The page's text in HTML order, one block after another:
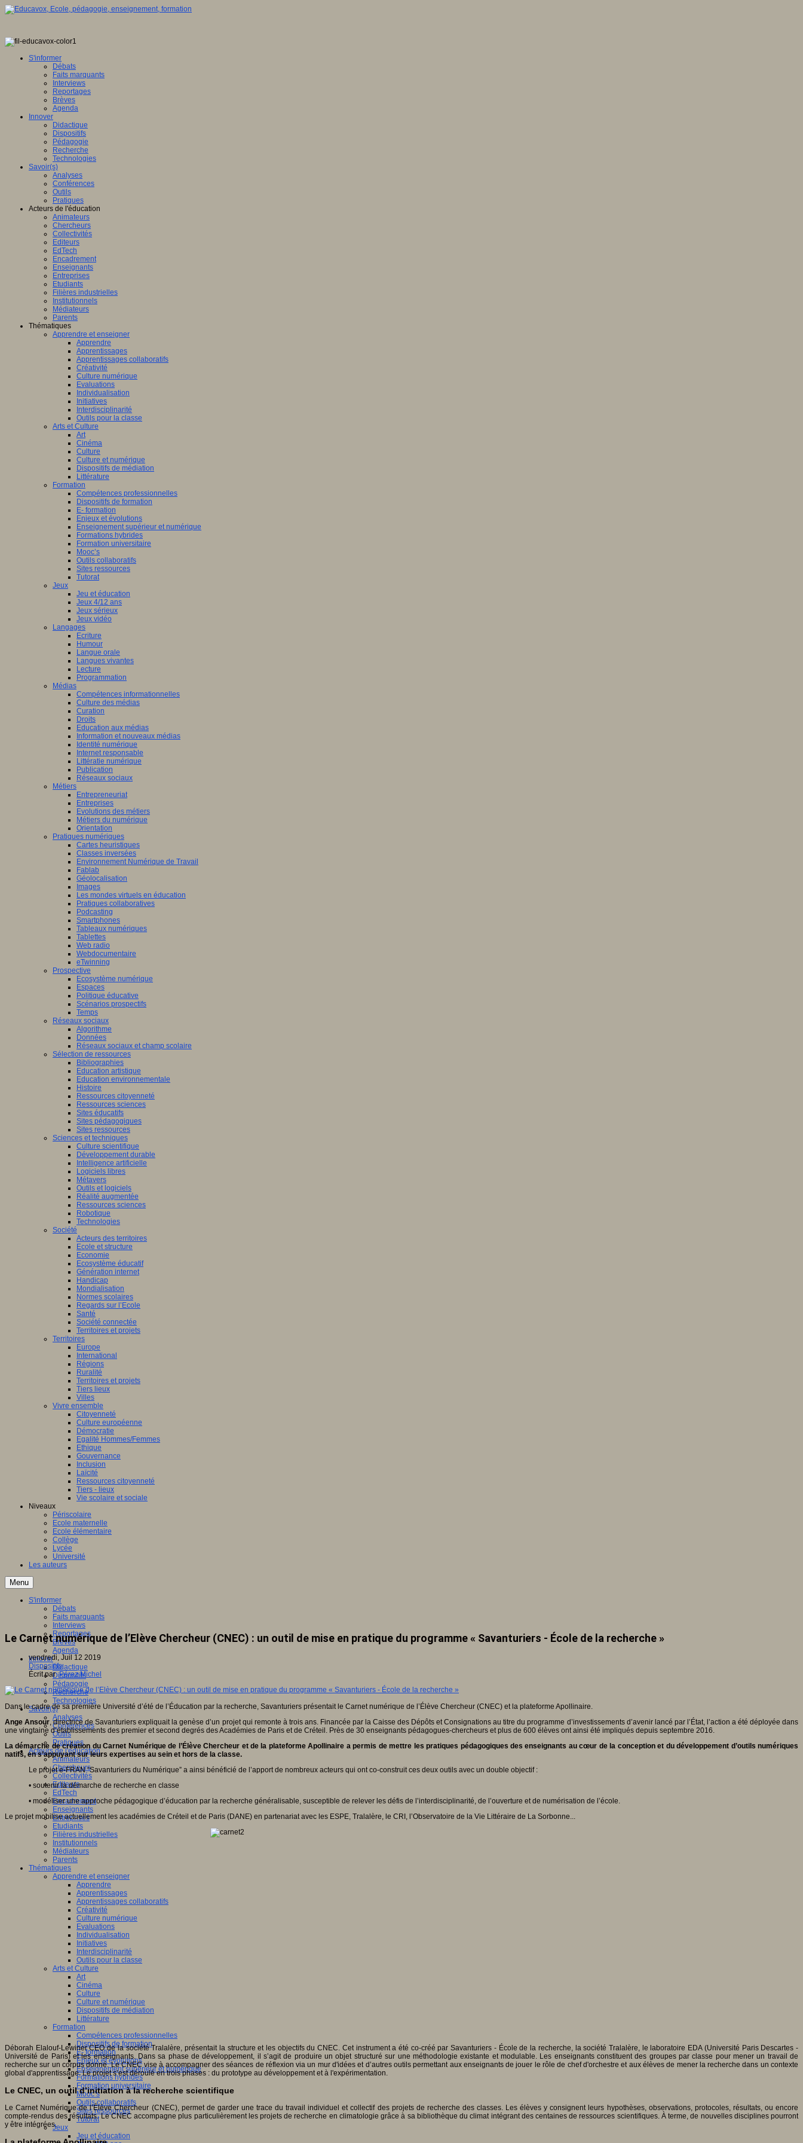
S'informer
Débats
Faits marquants
Interviews
Reportages
Brèves
Agenda
Innover
Didactique
Dispositifs
Pédagogie
Recherche
Technologies
Savoir(s)
Analyses
Conférences
Outils
Pratiques
Acteurs de l'éducation
Animateurs
Chercheurs
Collectivités
Editeurs
EdTech
Encadrement
Enseignants
Entreprises
Etudiants
Filières industrielles
Institutionnels
Médiateurs
Parents
Thématiques
Apprendre et enseigner
Apprendre
Apprentissages
Apprentissages collaboratifs
Créativité
Culture numérique
Evaluations
Individualisation
Initiatives
Interdisciplinarité
Outils pour la classe
Arts et Culture
Art
Cinéma
Culture
Culture et numérique
Dispositifs de médiation
Littérature
Formation
Compétences professionnelles
Dispositifs de formation
E- formation
Enjeux et évolutions
Enseignement supérieur et numérique
Formations hybrides
Formation universitaire
Mooc’s
Outils collaboratifs
Sites ressources
Tutorat
Jeux
Jeu et éducation
Jeux 4/12 ans
Jeux sérieux
Jeux vidéo
Langages
Ecriture
Humour
Langue orale
Langues vivantes
Lecture
Programmation
Médias
Compétences informationnelles
Culture des médias
Curation
Droits
Education aux médias
Information et nouveaux médias
Identité numérique
Internet responsable
Littératie numérique
Publication
Réseaux sociaux
Métiers
Entrepreneuriat
Entreprises
Evolutions des métiers
Métiers du numérique
Orientation
Pratiques numériques
Cartes heuristiques
Classes inversées
Environnement Numérique de Travail
Fablab
Géolocalisation
Images
Les mondes virtuels en éducation
Pratiques collaboratives
Podcasting
Smartphones
Tableaux numériques
Tablettes
Web radio
Webdocumentaire
eTwinning
Prospective
Ecosystème numérique
Espaces
Politique éducative
Scénarios prospectifs
Temps
Réseaux sociaux
Algorithme
Données
Réseaux sociaux et champ scolaire
Sélection de ressources
Bibliographies
Education artistique
Education environnementale
Histoire
Ressources citoyenneté
Ressources sciences
Sites éducatifs
Sites pédagogiques
Sites ressources
Sciences et techniques
Culture scientifique
Développement durable
Intelligence artificielle
Logiciels libres
Métavers
Outils et logiciels
Réalité augmentée
Ressources sciences
Robotique
Technologies
Société
Acteurs des territoires
Ecole et structure
Economie
Ecosystème éducatif
Génération internet
Handicap
Mondialisation
Normes scolaires
Regards sur l’Ecole
Santé
Société connectée
Territoires et projets
Territoires
Europe
International
Régions
Ruralité
Territoires et projets
Tiers lieux
Villes
Vivre ensemble
Citoyenneté
Culture européenne
Démocratie
Egalité Hommes/Femmes
Ethique
Gouvernance
Inclusion
Laïcité
Ressources citoyenneté
Tiers - lieux
Vie scolaire et sociale
Niveaux
Périscolaire
Ecole maternelle
Ecole élémentaire
Collège
Lycée
Université
Les auteurs
Menu
S'informer
Débats
Faits marquants
Interviews
Reportages
Brèves
Agenda
Innover
Didactique
Dispositifs
Pédagogie
Recherche
Technologies
Savoir(s)
Analyses
Conférences
Outils
Pratiques
Acteurs de l'éducation
Animateurs
Chercheurs
Collectivités
Editeurs
EdTech
Encadrement
Enseignants
Entreprises
Etudiants
Filières industrielles
Institutionnels
Médiateurs
Parents
Thématiques
Apprendre et enseigner
Apprendre
Apprentissages
Apprentissages collaboratifs
Créativité
Culture numérique
Evaluations
Individualisation
Initiatives
Interdisciplinarité
Outils pour la classe
Arts et Culture
Art
Cinéma
Culture
Culture et numérique
Dispositifs de médiation
Littérature
Formation
Compétences professionnelles
Dispositifs de formation
E- formation
Enjeux et évolutions
Enseignement supérieur et numérique
Formations hybrides
Formation universitaire
Mooc’s
Outils collaboratifs
Sites ressources
Tutorat
Jeux
Jeu et éducation
Le Carnet numérique de l’Elève Chercheur (CNEC) : un outil de mise en pratique du programme « Savanturiers - École de la recherche »
vendredi, Juil 12 2019
Dispositifs
Écrit parPérez Michel
Dans le cadre de sa première Université d’été de l’Éducation par la recherche, Savanturiers présentait le Carnet numérique de l’Élève Chercheur (CNEC) et la plateforme Apollinaire.
Ange Ansour, directrice de Savanturiers expliquait la genèse d’un projet qui remonte à trois ans. Financée par la Caisse des Dépôts et Consignations au titre du programme d’investissements d’avenir lancé par l’État, l’action a été déployée dans
une vingtaine d’établissements des premier et second degrés des Académies de Paris et de Créteil. Près de 30 enseignants pédagogues-chercheurs et plus de 600 élèves ont ainsi été impliqués depuis septembre 2016.
La démarche de création du Carnet Numérique de l’Élève Chercheur et de la plateforme Apollinaire a permis de mettre les pratiques pédagogiques des enseignants au cœur de la conception et du développement d’outils numériques
natifs, en s’appuyant sur leurs expertises au sein et hors de la classe.
Le projet e-FRAN “Savanturiers du Numérique” a ainsi bénéficié de l’apport de nombreux acteurs qui ont co-construit ces deux outils avec un double objectif :
• soutenir la démarche de recherche en classe
• modéliser une approche pédagogique d’éducation par la recherche généralisable, susceptible de relever les défis de l’interdisciplinarité, de l’ouverture et de numérisation de l’école.
Le projet mobilise actuellement les académies de Créteil et de Paris (DANE) en partenariat avec les ESPE, Tralalère, le CRI, l’Observatoire de la Vie Littéraire de La Sorbonne...
Déborah Elalouf-Lewiner CEO de la société Tralalère, présentait la structure et les objectifs du CNEC. Cet instrument a été co-créé par Savanturiers - École de la recherche, la société Tralalère, le laboratoire EDA (Université Paris Descartes -
Université de Paris) et les enseignants. Dans sa phase de développement, il s’agit de produire un objet structuré sur une méthodologie existante et modulable. Les enseignants constituent des groupes par classe pour mener un travail de
recherche sur un corpus donné. Le CNEC vise à accompagner des séances de réflexion via un mur d'idées et d’autres outils permettant aux enseignants de jouer le rôle de chef d'orchestre et aux élèves de mener la recherche dans un contexte
global d'apprentissage. Le projet s’est déroulé en trois phases : du prototype au développement et à l'expérimentation.
Le CNEC, un outil d’initiation à la recherche scientifique
Le Carnet Numérique de l’Élève Chercheur (CNEC), permet de garder une trace du travail individuel et collectif des projets de recherche des classes. Les élèves y consignent leurs hypothèses, observations, protocoles, résultats, ou encore
compte-rendus des résultats. Le CNEC accompagne plus particulièrement les projets de recherche en climatologie grâce à sa bibliothèque du climat intégrant des centaines de ressources scientifiques. À terme, de nouvelles disciplines pourront
y être intégrées.